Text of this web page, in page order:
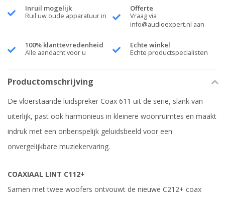
Inruil mogelijk
Ruil uw oude apparatuur in
Offerte
Vraag via
info@audioexpert.nl aan
100% klanttevredenheid
Alle aandacht voor u
Echte winkel
Echte productspecialisten
Productomschrijving
De vloerstaande luidspreker Coax 611 uit de serie, slank van
uiterlijk, past ook harmonieus in kleinere woonruimtes en maakt
indruk met een onberispelijk geluidsbeeld voor een
onvergelijkbare muziekervaring.
COAXIAAL LINT C112+
Samen met twee woofers ontvouwt de nieuwe C212+ coax